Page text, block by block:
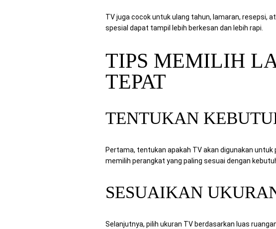
TV juga cocok untuk ulang tahun, lamaran, resepsi,
spesial dapat tampil lebih berkesan dan lebih rapi.
TIPS MEMILIH
TEPAT
TENTUKAN
Pertama, tentukan apakah TV akan digunakan
memilih perangkat yang paling sesuai dengan
SESUAIKAN
Selanjutnya, pilih ukuran TV berdasarkan luas